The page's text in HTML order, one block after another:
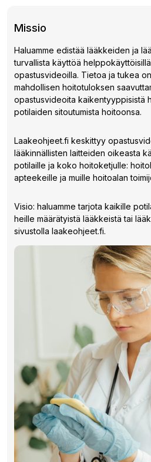
Missio
Haluamme edistää lääkkeiden ja
turvallista käyttöä
opastusvideoilla. Tietoa ja tukea
mahdollisen hoitotuloksen
opastusvideoita kaikentyyppisistä
potilaiden sitoutumista hoitoonsa.
Laakeohjeet.fi keskittyy
lääkinnällisten laitteiden oikeasta
potilaille ja koko hoitoketjulle:
apteekeille ja muille hoitoalan
Visio: haluamme tarjota kaikille
heille määrätyistä lääkkeistä tai
sivustolla laakeohjeet.fi.